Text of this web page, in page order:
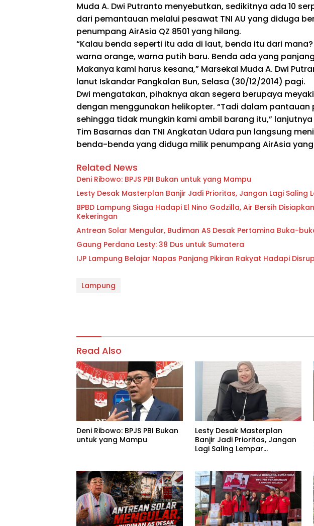
Muda A. Dwi Putranto menyebutkan, sedikitnya ada 10
dari pemantauan melalui pesawat TNI AU yang diduga
penumpang AirAsia QZ 8501 yang hilang.
“Kalau benda seperti itu ada di laut, benda itu dari
warna orange, warna putih baru. Benda ada yang
Makanya kami harus kesana,” Marsekal Muda A. Dwi
lanut Iskandar Pangkalan Bun, Selasa (30/12/2014) pagi.
Dwi mengatakan, pihaknya akan segera berupaya
dengan menggunakan helikopter. “Tadi dalam pantauan
sehingga tidak mungkin kami ambil barang itu,” lanjutnya
Tim Basarnas dan TNI Angkatan Udara pun langsung
benda-benda yang diduga milik penumpang AirAsia
Related News
Deni Ribowo: BPJS PBI Bukan untuk yang Mampu
Lesty Desak Masterplan Banjir Jadi Prioritas, Jangan Lagi Saling
BPBD Lampung Siaga Hadapi El Nino Godzilla, Air Bersih
Kekeringan
Antrean Solar Mengular, Budiman AS Desak Pertamina Buka-
Gaung Perdana Lesty: 38 Dus untuk Sumatera
IJP Lampung Belajar Napas Panjang Pikiran Rakyat Hadapi
Lampung
Read Also
Deni Ribowo: BPJS PBI Bukan
untuk yang Mampu
Lesty Desak Masterplan
Banjir Jadi Prioritas, Jangan
Lagi Saling Lempar